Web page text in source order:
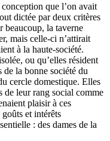
que l’on avait
dictée par deux critères
beaucoup, la taverne
mais celle-ci n’attirait
à la haute-société.
ou qu’elles résident
la bonne société du
cercle domestique. Elles
de leur rang social comme
plaisir à ces
et intérêts
: des dames de la